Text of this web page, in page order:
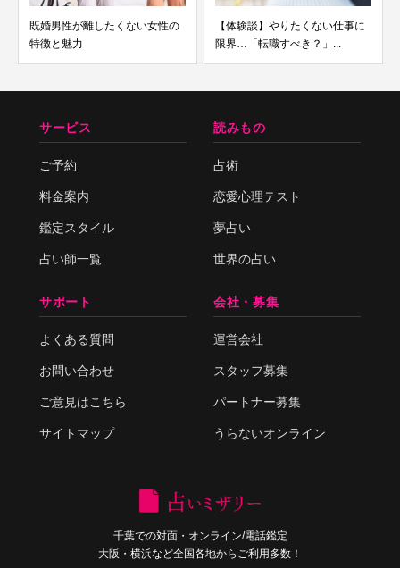
既婚男性が離したくない女性の
特徴と魅力
【体験談】やりたくない仕事に
限界…「転職すべき？」...
サービス
ご予約
料金案内
鑑定スタイル
占い師一覧
読みもの
占術
恋愛心理テスト
夢占い
世界の占い
サポート
よくある質問
お問い合わせ
ご意見はこちら
サイトマップ
会社・募集
運営会社
スタッフ募集
パートナー募集
うらないオンライン
千葉での対面・オンライン/電話鑑定
大阪・横浜など全国各地からご利用多数！